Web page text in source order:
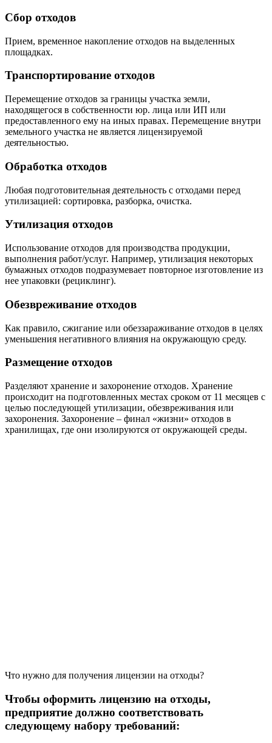
Сбор отходов
Прием, временное накопление отходов на выделенных
площадках.
Транспортирование отходов
Перемещение отходов за границы участка земли,
находящегося в собственности юр. лица или ИП или
предоставленного ему на иных правах. Перемещение внутри
земельного участка не является лицензируемой
деятельностью.
Обработка отходов
Любая подготовительная деятельность с отходами перед
утилизацией: сортировка, разборка, очистка.
Утилизация отходов
Использование отходов для производства продукции,
выполнения работ/услуг. Например, утилизация некоторых
бумажных отходов подразумевает повторное изготовление из
нее упаковки (рециклинг).
Обезвреживание отходов
Как правило, сжигание или обеззараживание отходов в целях
уменьшения негативного влияния на окружающую среду.
Размещение отходов
Разделяют хранение и захоронение отходов. Хранение
происходит на подготовленных местах сроком от 11 месяцев с
целью последующей утилизации, обезвреживания или
захоронения. Захоронение – финал «жизни» отходов в
хранилищах, где они изолируются от окружающей среды.
Что нужно для получения лицензии на отходы?
Чтобы оформить лицензию на отходы,
предприятие должно соответствовать
следующему набору требований: